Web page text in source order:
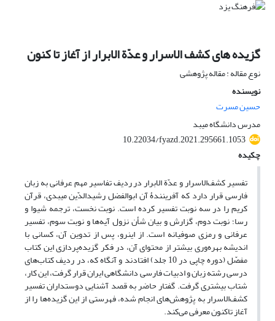
گزیده‏ هاى کشف ‏الاسرار و عدّة الابرار از آغاز تا کنون
نوع مقاله : مقاله پژوهشی
نویسنده
حسین مسرت
مدرس دانشگاه میبد
10.22034/fyazd.2021.295661.1053
چکیده
تفسیر کشف‌الاسرار و عدّة الابرار در ردیف تفاسیر مهم عرفانی به زبان
فارسی قرار دارد که آفرینندۀ آن ابوالفضل رشیدالدّین میبدی، قرآن
کریم را در سه نوبت تفسیر کرده است. نوبت نخست، ترجمه شیوا و
رسا؛ نوبت دوم، گزارش و بیان شأن نزول آیه‌ها و نوبت سوم، تفسیر
عرفانی و رمزی صوفیانه است. از این­رو، پس از تدوین آن، کسانی با
اندیشه بهره‌وری بیشتر از محتوای آن، در فکر گزیده‌پردازی این کتاب
مفصّل (دوره چاپی در 10 جلد) افتادند و آنگاه ‌که، در ردیف کتاب‌های
درسی رشته زبان و ادبیات فارسی دانشگاهی ایران قرار گرفت، این کار،
شتاب بیشتری گرفت. گفتار حاضر به ‌قصد آشنایی دوستداران تفسیر
کشف‌الاسرار به پژوهش‌های انجام شده، فهرستی از این گزیده‌ها را از
آغاز تاکنون معرفی می‌کند.